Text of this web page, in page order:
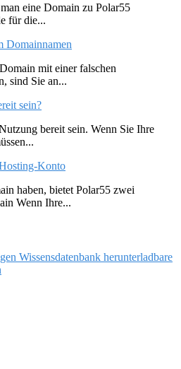
eine Domain zu Polar55
für die...
Domainnamen
mit einer falschen
sind Sie an...
sein?
bereit sein. Wenn Sie Ihre
Konto
haben, bietet Polar55 zwei
Wenn Ihre...
Wissensdatenbank herunterladbare